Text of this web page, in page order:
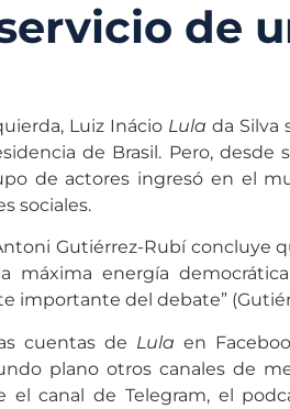
de
Luiz Inácio Lula da Silva
de Brasil. Pero, desde
de actores ingresó en el
sociales.
Gutiérrez-Rubí concluye
máxima energía
importante del debate”
cuentas de Lula en
plano otros canales de
el canal de Telegram, el